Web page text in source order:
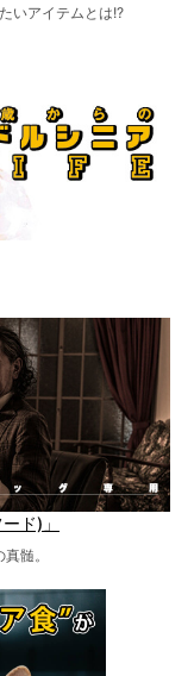
いアイテムとは!?
ド)」
髄。